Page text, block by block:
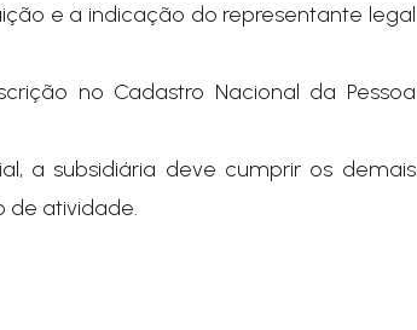
e a indicação do representante legal
no Cadastro Nacional da Pessoa
a subsidiária deve cumprir os demais
de atividade.